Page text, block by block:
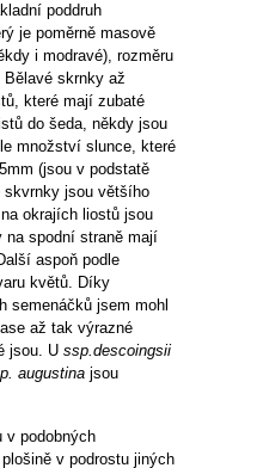
poddruh
je poměrně masově
i modravé), rozměru
skrnky až
které mají zubaté
do šeda, někdy jsou
množství slunce, které
(jsou v podstatě
skvrnky jsou většího
okrajích liostů jsou
na spodní straně mají
aspoň podle
květů. Díky
semenáčků jsem mohl
až tak výrazné
jsou. U ssp.descoingsii
augustina jsou
v podobných
v podrostu jiných